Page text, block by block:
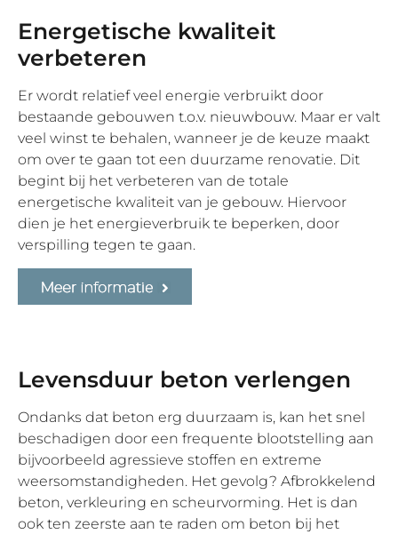
Energetische kwaliteit
verbeteren
Er wordt relatief veel energie verbruikt door
bestaande gebouwen t.o.v. nieuwbouw. Maar er valt
veel winst te behalen, wanneer je de keuze maakt
om over te gaan tot een duurzame renovatie. Dit
begint bij het verbeteren van de totale
energetische kwaliteit van je gebouw. Hiervoor
dien je het energieverbruik te beperken, door
verspilling tegen te gaan.
Levensduur beton verlengen
Ondanks dat beton erg duurzaam is, kan het snel
beschadigen door een frequente blootstelling aan
bijvoorbeeld agressieve stoffen en extreme
weersomstandigheden. Het gevolg? Afbrokkelend
beton, verkleuring en scheurvorming. Het is dan
ook ten zeerste aan te raden om beton bij het